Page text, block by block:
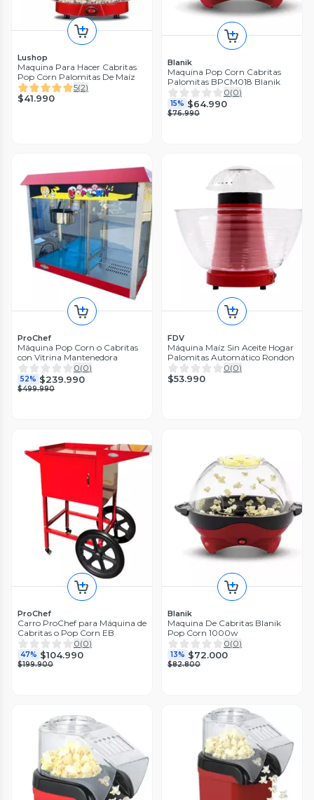
Lushop
Maquina Para Hacer Cabritas
Pop Corn Palomitas De Maíz
5(2)
$41.990
Blanik
Maquina Pop Corn Cabritas
Palomitas BPCM018 Blanik
0(0)
15% $64.990
$76.990
ProChef
Máquina Pop Corn o Cabritas
con Vitrina Mantenedora
0(0)
52% $239.990
$499.990
FDV
Máquina Maíz Sin Aceite Hogar
Palomitas Automático Rondon
0(0)
$53.990
ProChef
Carro ProChef para Máquina de
Cabritas o Pop Corn EB
0(0)
47% $104.990
$199.900
Blanik
Maquina De Cabritas Blanik
Pop Corn 1000w
0(0)
13% $72.000
$82.800